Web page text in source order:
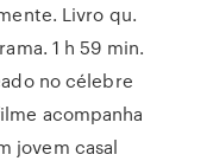
Livro qu.
‪1 h 59 min‬.
no célebre
acompanha
jovem casal